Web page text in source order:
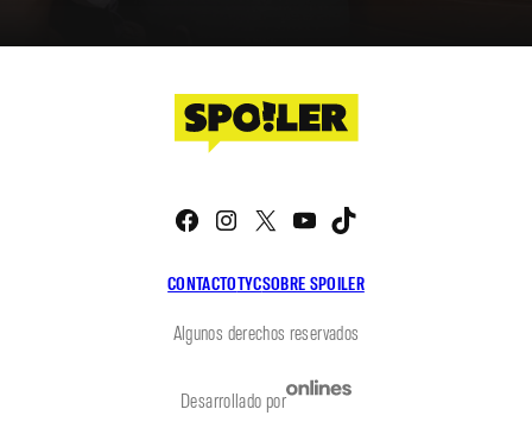
CONTACTOTYCSOBRE SPOILER
Facebook
Instagram
X YouTube
Algunos derechos reservados
Desarrollado por